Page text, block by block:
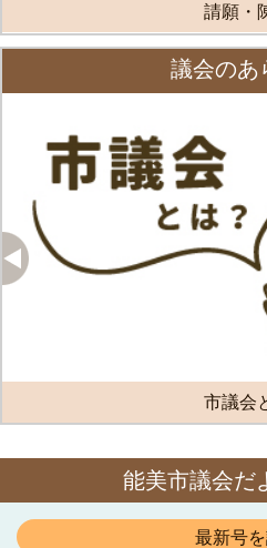
請願・
議会のあ
市議会
能美市議会だ
最新号